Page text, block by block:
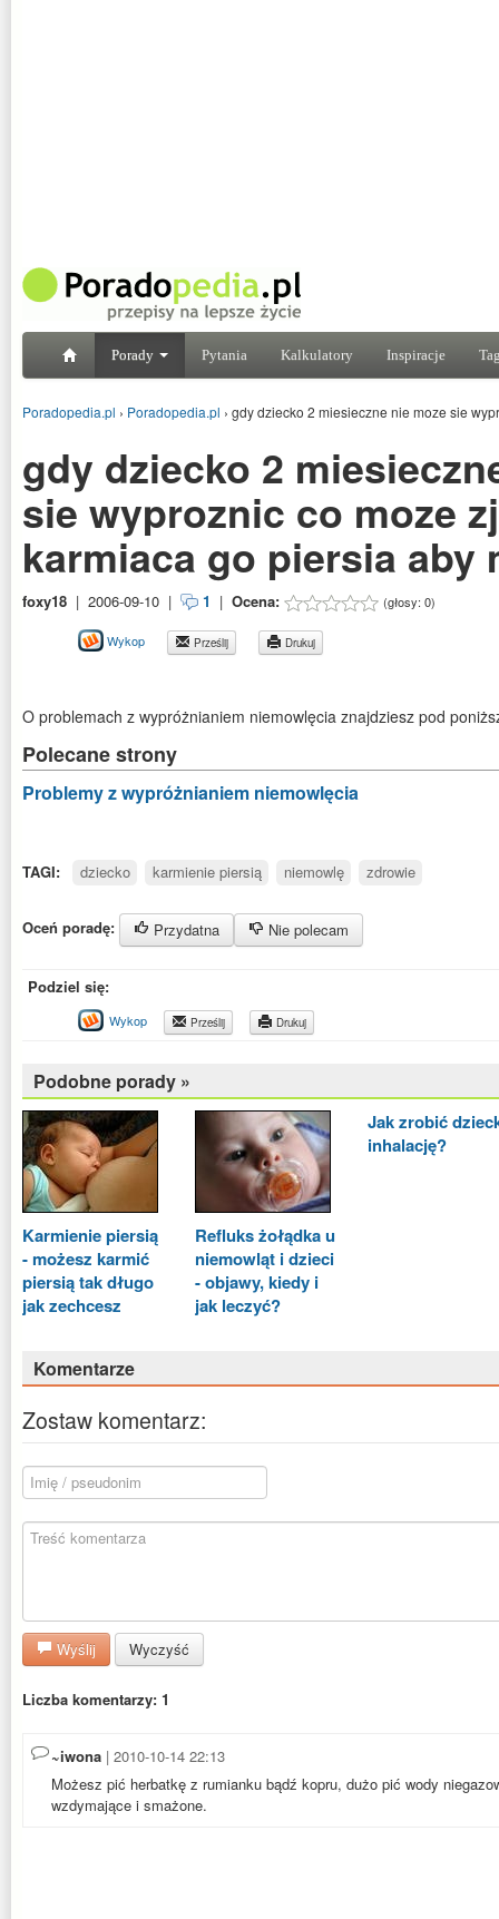
Porady Pytania Kalkulatory Inspiracje
Poradopedia.pl › Poradopedia.pl › gdy dziecko 2 miesieczne nie moze sie
gdy dziecko 2
sie wyproznic co moze
karmiaca go piersia aby
foxy18 | 2006-09-10 | 1 | Ocena: (głosy: 0)
Wykop Prześlij Drukuj
O problemach z wypróżnianiem niemowlęcia znajdziesz pod
Polecane strony
Problemy z wypróżnianiem niemowlęcia
TAGI: dziecko karmienie piersią niemowlę zdrowie
Oceń poradę: Przydatna Nie polecam
Podziel się:
Wykop Prześlij Drukuj
Podobne porady »
Karmienie piersią
- możesz karmić
piersią tak długo
jak zechcesz
Refluks żołądka u
niemowląt i dzieci
- objawy, kiedy i
jak leczyć?
Jak zrobić
inhalację?
Komentarze
Zostaw komentarz:
Wyślij Wyczyść
Liczba komentarzy: 1
~iwona | 2010-10-14 22:13
Możesz pić herbatkę z rumianku bądź kopru, dużo pić wody
wzdymające i smażone.